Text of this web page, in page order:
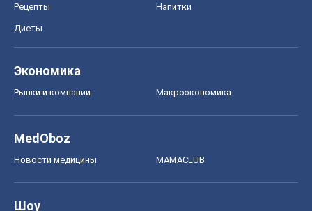
Рецепты Напитки
Диеты
Экономика
Рынки и компании Mакроэкономика
MedOboz
Новости медицины MAMACLUB
Шоу